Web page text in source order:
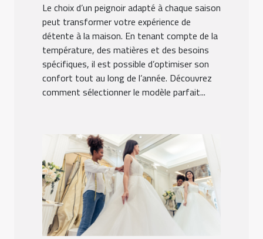
Le choix d’un peignoir adapté à chaque saison
peut transformer votre expérience de
détente à la maison. En tenant compte de la
température, des matières et des besoins
spécifiques, il est possible d’optimiser son
confort tout au long de l’année. Découvrez
comment sélectionner le modèle parfait...